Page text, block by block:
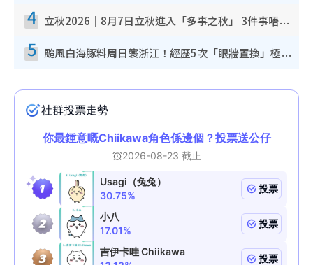
4 立秋2026｜8月7日立秋進入「多事之秋」 3件事唔做得！專家教6招開運 清枱頭／銀包納氣接好運
5 颱風白海豚料周日襲浙江！經歷5次「眼牆置換」極罕見 成登陸內地最長途颱風